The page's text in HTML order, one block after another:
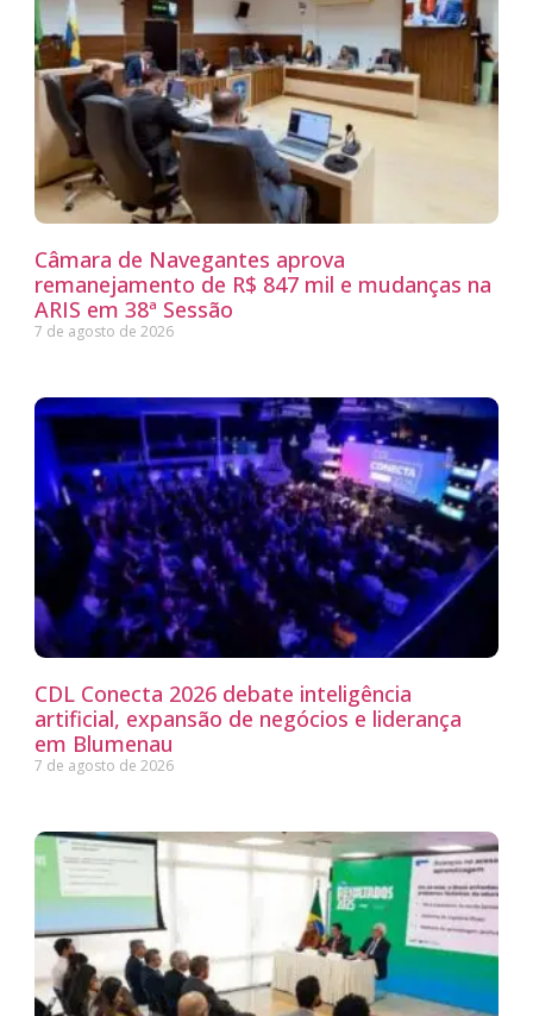
Câmara de Navegantes aprova
remanejamento de R$ 847 mil e mudanças na
ARIS em 38ª Sessão
7 de agosto de 2026
CDL Conecta 2026 debate inteligência
artificial, expansão de negócios e liderança
em Blumenau
7 de agosto de 2026